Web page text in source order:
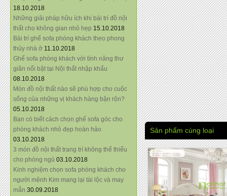
18.10.2018
Những giải pháp hữu ích khi bài trí đồ nội
thất cho không gian nhỏ hẹp 15.10.2018
Bài trí ghế sofa phòng khách theo phong
thủy nhà ở 11.10.2018
Ghế sofa phòng khách với tính năng thư
giãn nổi bật tại Nội thất nhập khẩu
08.10.2018
Món đồ nội thất nào sẽ phù hợp cho cuộc
sống của những vị khách hàng bận rộn?
05.10.2018
Bạn có biết cách chọn ghế sofa góc cho
phòng khách nhỏ đẹp hoàn hảo
03.10.2018
3 món đồ nội thất trang trí không thể thiếu
cho phòng ngủ 03.10.2018
Kinh nghiệm chọn sofa phòng khách cho
người mệnh Kim mang lại tài lộc và may
mắn 30.09.2018
Sản phẩm cùng loại